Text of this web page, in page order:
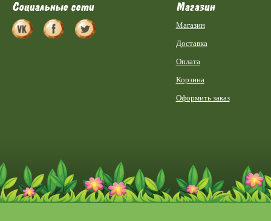
Социальные сети Магазин
Магазин
Доставка
Оплата
Корзина
Оформить заказ